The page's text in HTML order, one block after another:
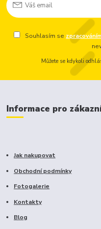
Souhlasím se
Můžete se kdykoli
Informace pro
Jak nakupovat
Obchodní podmínky
Fotogalerie
Kontakty
Blog